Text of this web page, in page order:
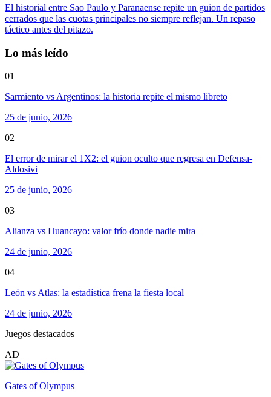
El historial entre Sao Paulo y Paranaense repite un guion de partidos
cerrados que las cuotas principales no siempre reflejan. Un repaso
táctico antes del pitazo.
Lo más leído
01
Sarmiento vs Argentinos: la historia repite el mismo libreto
25 de junio, 2026
02
El error de mirar el 1X2: el guion oculto que regresa en Defensa-
Aldosivi
25 de junio, 2026
03
Alianza vs Huancayo: valor frío donde nadie mira
24 de junio, 2026
04
León vs Atlas: la estadística frena la fiesta local
24 de junio, 2026
Juegos destacados
AD
Gates of Olympus